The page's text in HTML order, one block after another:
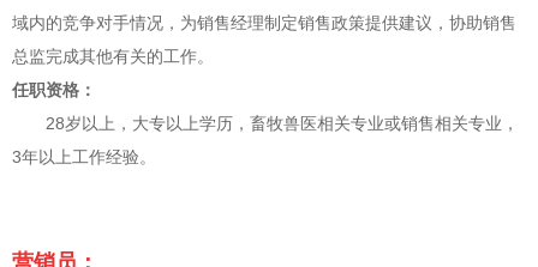
域内的竞争对手情况，为销售经理制定销售政策提供建议，协助销售
总监完成其他有关的工作。
任职资格：
28岁以上，大专以上学历，畜牧兽医相关专业或销售相关专业，
3年以上工作经验。
营销员：